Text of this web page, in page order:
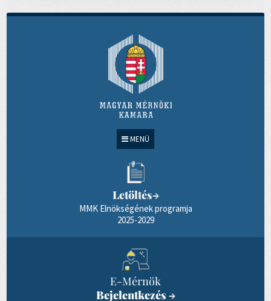
MENÜ
Letöltés→
MMK Elnökségének programja
2025-2029
E-Mérnök
Bejelentkezés →